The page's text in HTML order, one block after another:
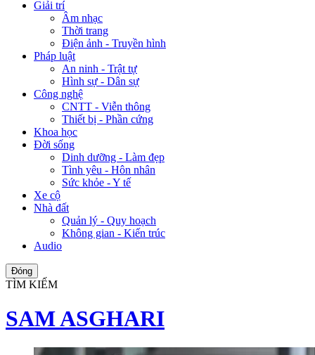
Giải trí
Âm nhạc
Thời trang
Điện ảnh - Truyền hình
Pháp luật
An ninh - Trật tự
Hình sự - Dân sự
Công nghệ
CNTT - Viễn thông
Thiết bị - Phần cứng
Khoa học
Đời sống
Dinh dưỡng - Làm đẹp
Tình yêu - Hôn nhân
Sức khỏe - Y tế
Xe cộ
Nhà đất
Quản lý - Quy hoạch
Không gian - Kiến trúc
Audio
Đóng
TÌM KIẾM
SAM ASGHARI